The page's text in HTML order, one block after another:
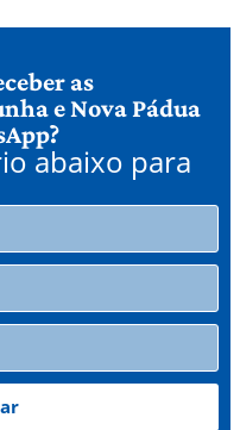
as
e Nova Pádua
abaixo para